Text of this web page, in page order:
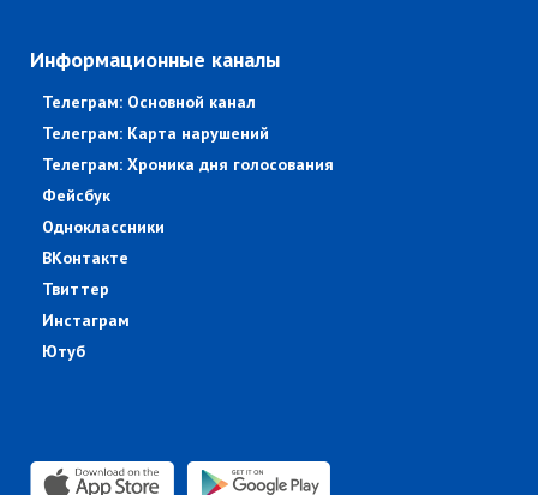
Информационные каналы
Телеграм: Основной канал
Телеграм: Карта нарушений
Телеграм: Хроника дня голосования
Фейсбук
Одноклассники
ВКонтакте
Твиттер
Инстаграм
Ютуб